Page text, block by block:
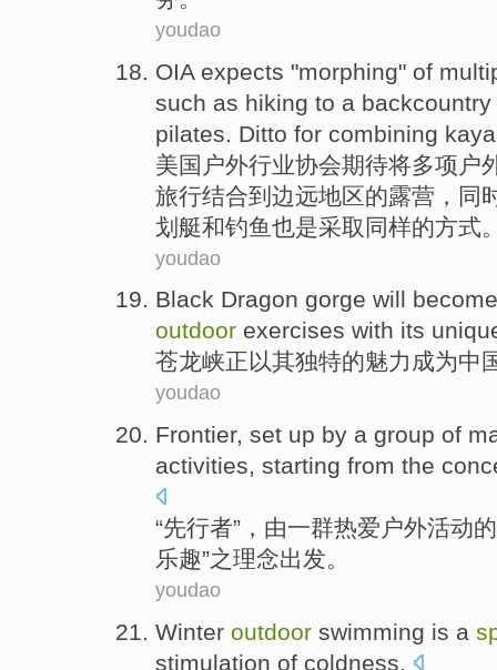
youdao
OIA expects "morphing" of
such as hiking to a backcountry
pilates
Ditto for combining
美国 户外行业协会期待将多项 户
旅行结合到边远地区的露营 ， 同
划艇和钓鱼也是采取同样的方式
youdao
Black Dragon gorge will become
outdoor exercises with its
苍龙峡正以其独特的魅力 成为中
youdao
Frontier, set up by a group of
activities, starting from the
“先行者”， 由一群热爱 户外活动的
乐趣”之理念出发。
youdao
Winter outdoor swimming is a
stimulation of coldness.